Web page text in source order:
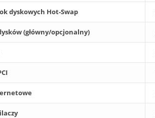
dyskowych Hot-Swap
(główny/opcjonalny)